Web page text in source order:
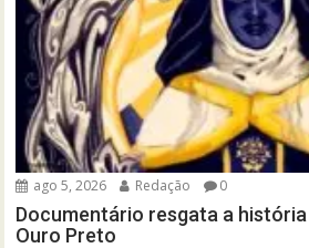
ago 5, 2026 Redação 0
Documentário resgata a
Ouro Preto